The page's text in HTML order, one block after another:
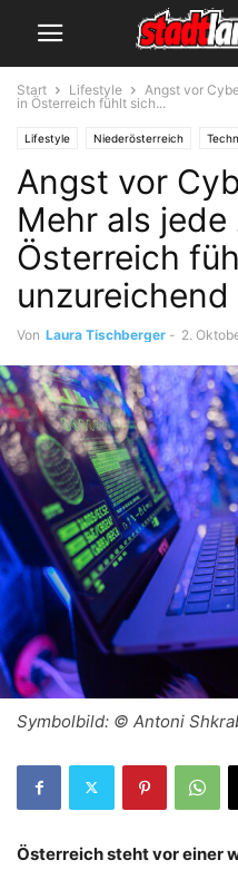
Start Lifestyle
Angst vor
in Österreich fühlt sich...
Lifestyle Niederösterreich
Angst vor
Mehr als
Österreich
Von Laura Tischberger - 2.
Symbolbild: © Antoni
Österreich steht vor einer